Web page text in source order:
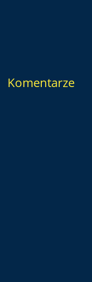
Komentarze